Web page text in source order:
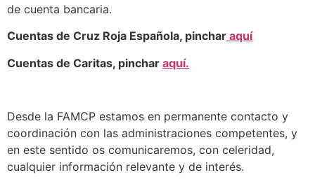
de cuenta bancaria.
Cuentas de Cruz Roja Española, pinchar aquí
Cuentas de Caritas, pinchar aquí.
Desde la FAMCP estamos en permanente contacto y
coordinación con las administraciones competentes, y
en este sentido os comunicaremos, con celeridad,
cualquier información relevante y de interés.